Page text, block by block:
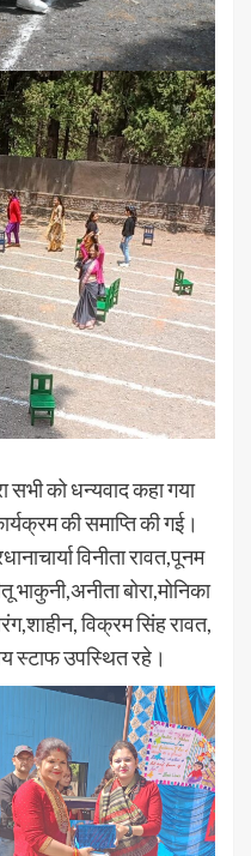
सभी को धन्यवाद कहा गया
की समाप्ति की गई।
विनीता रावत,पूनम
भाकुनी,अनीता बोरा,मोनिका
विक्रम सिंह रावत,
स्टाफ उपस्थित रहे।